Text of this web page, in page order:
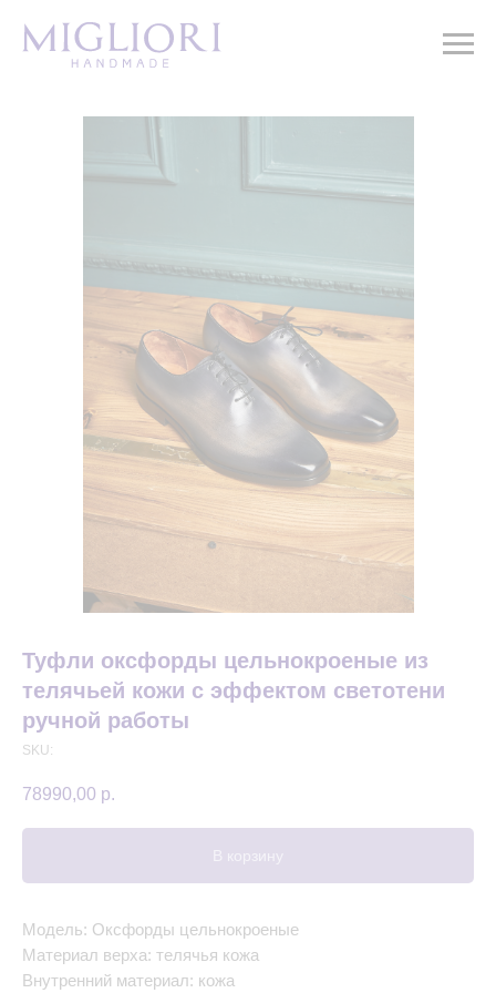
Туфли оксфорды цельнокроеные из
телячьей кожи с эффектом светотени
ручной работы
SKU:
78990,00 р.
В корзину
Модель: Оксфорды цельнокроеные
Материал верха: телячья кожа
Внутренний материал: кожа